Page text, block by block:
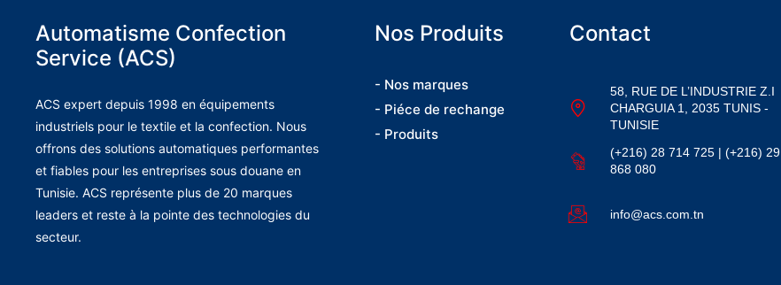
Automatisme Confection
Service (ACS)
ACS expert depuis 1998 en équipements
industriels pour le textile et la confection. Nous
offrons des solutions automatiques performantes
et fiables pour les entreprises sous douane en
Tunisie. ACS représente plus de 20 marques
leaders et reste à la pointe des technologies du
secteur.
Nos Produits
- Nos marques
- Piéce de rechange
- Produits
Contact
58, RUE DE L’INDUSTRIE Z.I
CHARGUIA 1, 2035 TUNIS -
TUNISIE
(+216) 28 714 725 | (+216) 29
868 080
info@acs.com.tn